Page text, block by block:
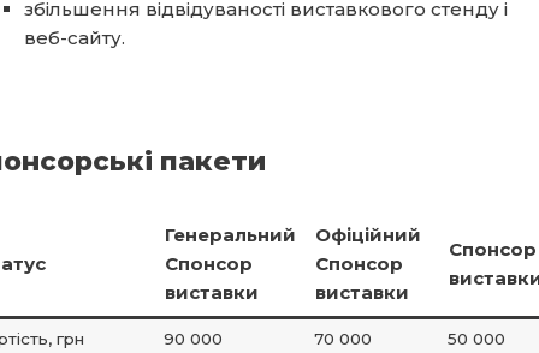
збільшення відвідуваності виставкового стенду і
веб-сайту.
пакети
Генеральний
Спонсор
виставки
Офіційний
Спонсор
виставки
Спонсор
грн 90 000 70 000 50 000